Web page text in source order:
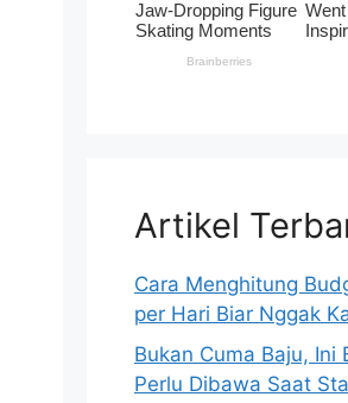
Artikel
Cara Menghitung
per Hari Biar Nggak
Bukan Cuma Baju, Ini
Perlu Dibawa Saat